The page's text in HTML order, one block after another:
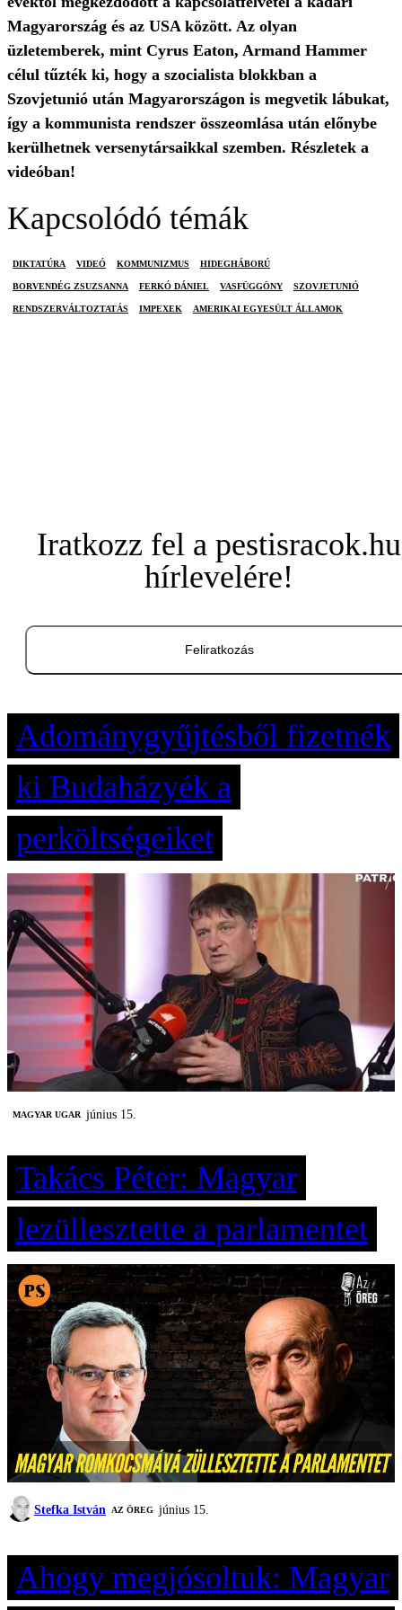
Magyarország és az USA között. Az olyan
üzletemberek, mint Cyrus Eaton, Armand Hammer
célul tűzték ki, hogy a szocialista blokkban a
Szovjetunió után Magyarországon is megvetik lábukat,
így a kommunista rendszer összeomlása után előnybe
kerülhetnek versenytársaikkal szemben. Részletek a
videóban!
Kapcsolódó témák
DIKTATÚRA VIDEÓ KOMMUNIZMUS HIDEGHÁBORÚ
BORVENDÉG ZSUZSANNA FERKÓ DÁNIEL VASFÜGGÖNY SZOVJETUNIÓ
RENDSZERVÁLTOZTATÁS IMPEXEK AMERIKAI EGYESÜLT ÁLLAMOK
Iratkozz fel a pestisracok.hu
hírlevelére!
Feliratkozás
Adománygyűjtésből fizetnék
ki Budaházyék a
perköltségeiket
MAGYAR UGAR június 15.
Takács Péter: Magyar
lezüllesztette a parlamentet
Stefka István AZ ÖREG június 15.
Ahogy megjósoltuk: Magyar